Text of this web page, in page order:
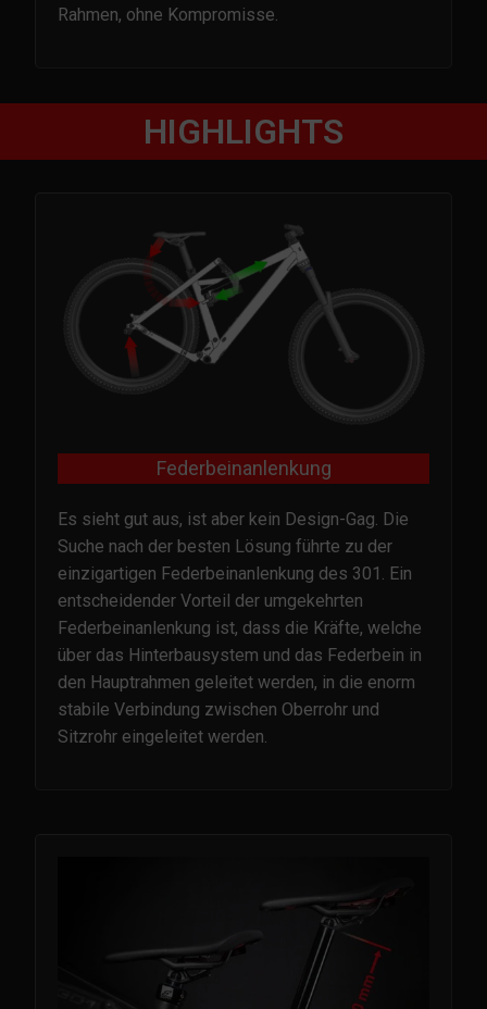
Rahmen, ohne Kompromisse.
HIGHLIGHTS
Federbeinanlenkung
Es sieht gut aus, ist aber kein Design-Gag. Die
Suche nach der besten Lösung führte zu der
einzigartigen Federbeinanlenkung des 301. Ein
entscheidender Vorteil der umgekehrten
Federbeinanlenkung ist, dass die Kräfte, welche
über das Hinterbausystem und das Federbein in
den Hauptrahmen geleitet werden, in die enorm
stabile Verbindung zwischen Oberrohr und
Sitzrohr eingeleitet werden.